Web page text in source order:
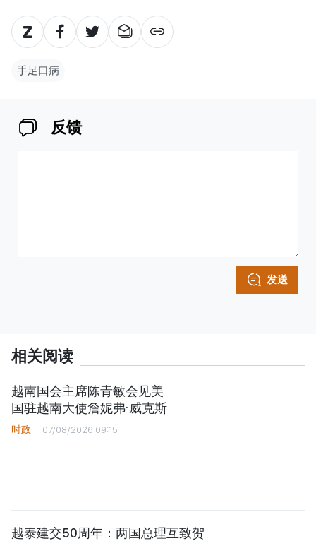
手足口病
反馈
发送
相关阅读
越南国会主席陈青敏会见美
国驻越南大使詹妮弗·威克斯
时政 07/08/2026 09:15
越泰建交50周年：两国总理互致贺